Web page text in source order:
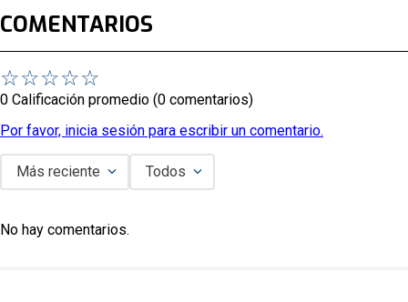
COMENTARIOS
☆☆☆☆☆
0 Calificación promedio (0 comentarios)
Por favor, inicia sesión para escribir un comentario.
Más reciente Todos
No hay comentarios.